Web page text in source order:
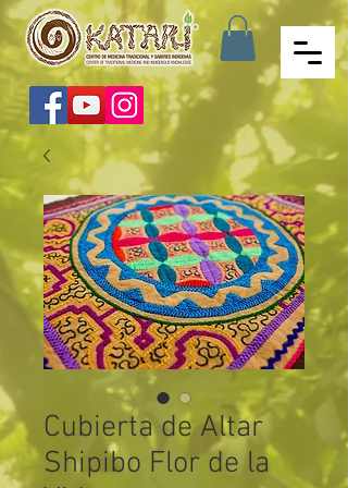
Cubierta de Altar
Shipibo Flor de la